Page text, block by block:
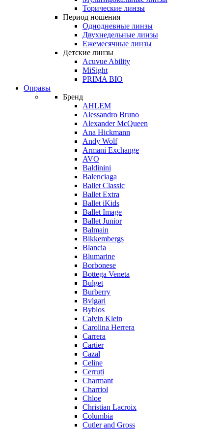
Торические линзы
Период ношения
Однодневные линзы
Двухнедельные линзы
Ежемесячные линзы
Детские линзы
Acuvue Ability
MiSight
PRIMA BIO
Оправы
Бренд
AHLEM
Alessandro Bruno
Alexander McQueen
Ana Hickmann
Andy Wolf
Armani Exchange
AVO
Baldinini
Balenciaga
Ballet Classic
Ballet Extra
Ballet iKids
Ballet Image
Ballet Junior
Balmain
Bikkembergs
Blancia
Blumarine
Borbonese
Bottega Veneta
Bulget
Burberry
Bvlgari
Byblos
Calvin Klein
Carolina Herrera
Carrera
Cartier
Cazal
Celine
Cerruti
Charmant
Charriol
Chloe
Christian Lacroix
Columbia
Cutler and Gross